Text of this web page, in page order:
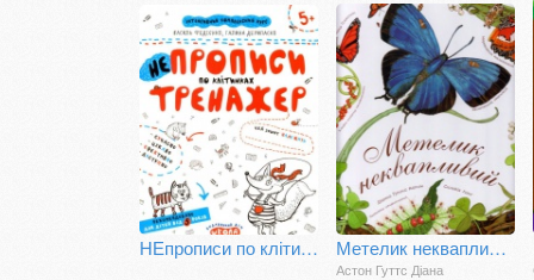
НЕпрописи по клітинках Метелик неквапливий
Астон Гуттс Діана